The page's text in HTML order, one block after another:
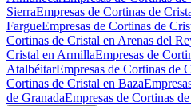
SierraEmpresas de Cortinas de
FargueEmpresas de Cortinas de
Cortinas de Cristal en Arenas del
Cristal en ArmillaEmpresas de
AtalbéitarEmpresas de Cortinas de
Cortinas de Cristal en Baza
de GranadaEmpresas de Cortinas